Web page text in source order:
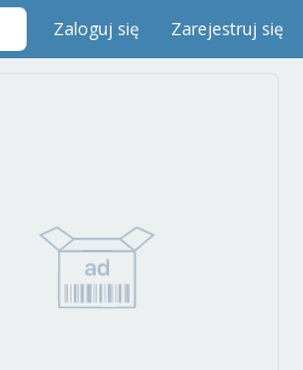
Zaloguj się Zarejestruj się